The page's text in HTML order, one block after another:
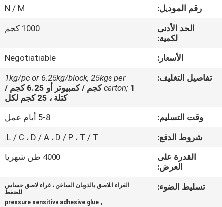
مراقبة
اتصل
أخبار
القضايا
اطلب
رقم الموديل:
N / M
الحد الأدنى
لكمية:
1000 كجم
الأسعار:
Negotiatiable
تفاصيل التغليف:
1kg/pc or 6.25kg/block, 25kgs per
carton;
1 كجم / كمبيوتر أو 6.25 كجم /
كتلة ، 25 كجم لكل
وقت التسليم:
5-8 أيام عمل
شروط الدفع:
L / C ، D / A ، D / P ، T / T.
القدرة على
العرض:
4000 طن شهريا
تسليط الضوء:
الغراء اللاصق بالذوبان الساخن ، غراء لاصق حساس
للضغط
,
pressure sensitive adhesive glue